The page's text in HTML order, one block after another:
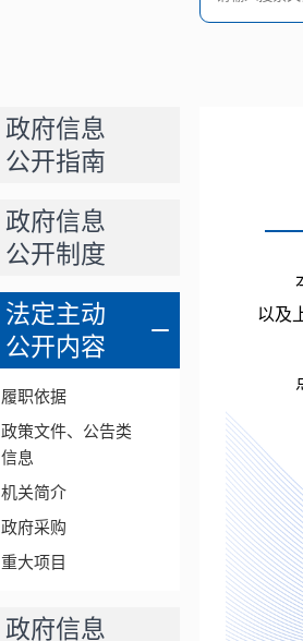
政府信息
公开指南
政府信息
公开制度
法定主动
公开内容
履职依据
政策文件、公告类
信息
机关简介
政府采购
重大项目
政府信息
以及